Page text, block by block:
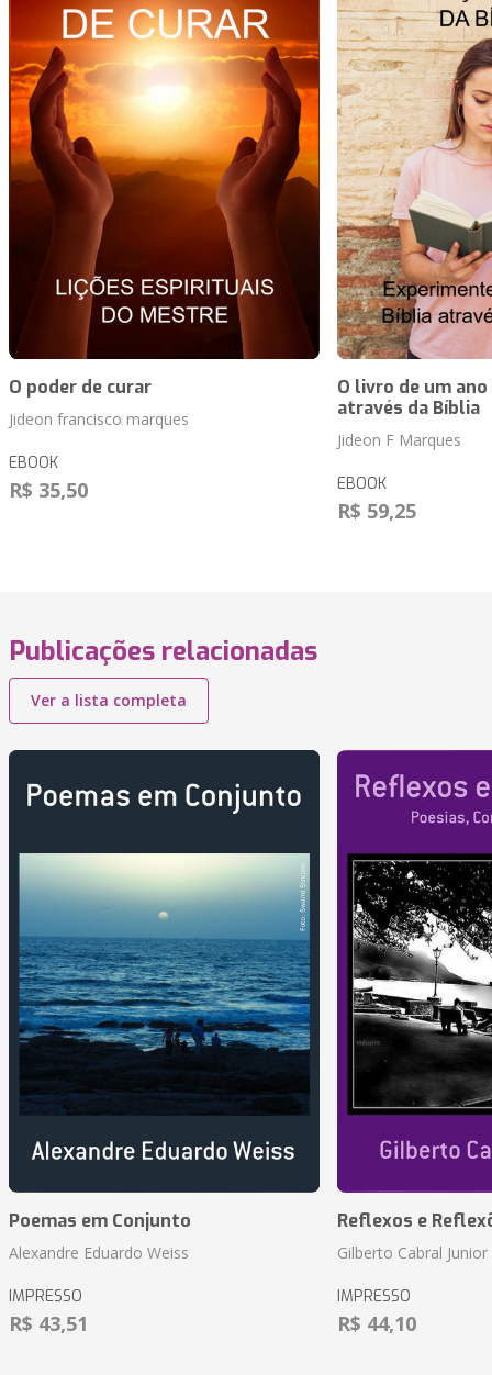
O poder de curar
Jideon francisco marques
EBOOK
R$ 35,50
O livro de um
através da Bíblia
Jideon F Marques
EBOOK
R$ 59,25
Publicações relacionadas
Ver a lista completa
Poemas em Conjunto
Alexandre Eduardo Weiss
IMPRESSO
R$ 43,51
Reflexos e
Gilberto Cabral Junior
IMPRESSO
R$ 44,10